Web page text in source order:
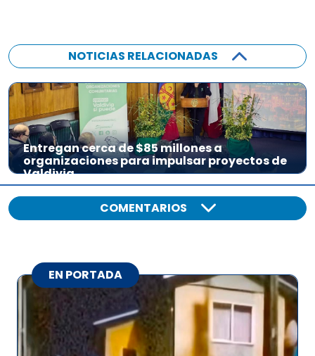
NOTICIAS RELACIONADAS
Entregan cerca de $85 millones a
organizaciones para impulsar proyectos de
Valdivia
COMENTARIOS
EN PORTADA